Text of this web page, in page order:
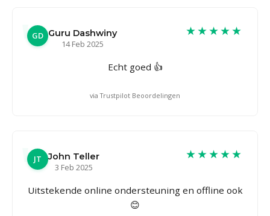
GD Guru Dashwiny
14 Feb 2025
★★★★★
Echt goed 👍
via Trustpilot Beoordelingen
JT
John Teller
3 Feb 2025
★★★★★
Uitstekende online ondersteuning en offline ook
😊